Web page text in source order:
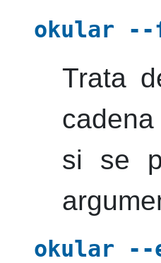
okular --
Trata
si se
okular --